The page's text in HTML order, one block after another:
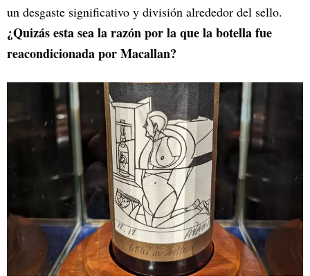
un desgaste significativo y división alrededor del sello.
¿Quizás esta sea la razón por la que la botella fue
reacondicionada por Macallan?